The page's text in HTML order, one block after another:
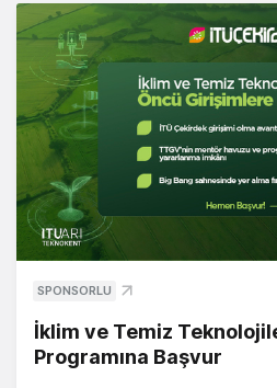
SPONSORLU
İklim ve Temiz
Programına Başvur